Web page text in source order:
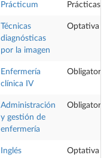
Prácticum Prácticas
Técnicas
diagnósticas
por la imagen
Optativa
Enfermería
clínica IV
Obligatoria
Administración
y gestión de
enfermería
Obligatoria
Inglés
Optativa